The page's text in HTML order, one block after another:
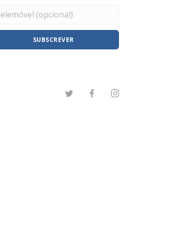
SUBSCREVER